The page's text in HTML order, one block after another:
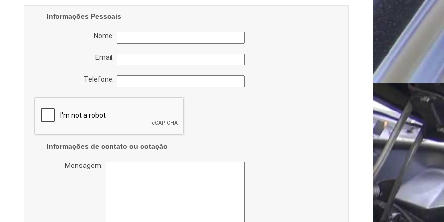
Informações Pessoais
Nome:
Email:
Telefone:
Informações de contato ou cotação
Mensagem: